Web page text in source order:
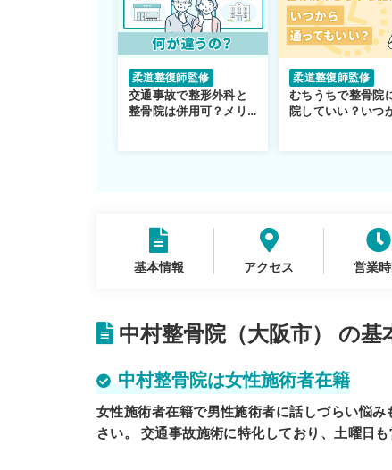
柔道整復師監修
交通事故で整形外科と
整骨院は併用可？メリ
柔道整復師監修
むちうちで整骨院
院していい？いつ
基本情報 アクセス 営業
中村整骨院（大阪市） の基
中村整骨院は女性施術者在籍
女性施術者在籍で男性施術者に話しづらい悩
さい。 交通事故施術に特化しており、土曜日